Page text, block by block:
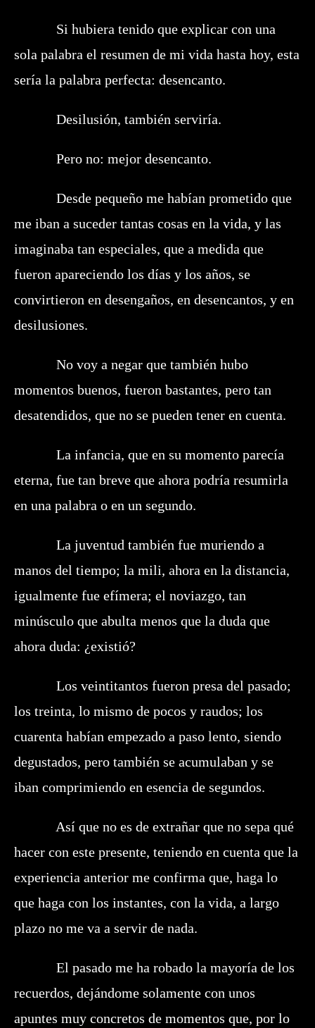
Si hubiera tenido que explicar con una
sola palabra el resumen de mi vida hasta hoy, esta
sería la palabra perfecta: desencanto.
Desilusión, también serviría.
Pero no: mejor desencanto.
Desde pequeño me habían prometido que
me iban a suceder tantas cosas en la vida, y las
imaginaba tan especiales, que a medida que
fueron apareciendo los días y los años, se
convirtieron en desengaños, en desencantos, y en
desilusiones.
No voy a negar que también hubo
momentos buenos, fueron bastantes, pero tan
desatendidos, que no se pueden tener en cuenta.
La infancia, que en su momento parecía
eterna, fue tan breve que ahora podría resumirla
en una palabra o en un segundo.
La juventud también fue muriendo a
manos del tiempo; la mili, ahora en la distancia,
igualmente fue efímera; el noviazgo, tan
minúsculo que abulta menos que la duda que
ahora duda: ¿existió?
Los veintitantos fueron presa del pasado;
los treinta, lo mismo de pocos y raudos; los
cuarenta habían empezado a paso lento, siendo
degustados, pero también se acumulaban y se
iban comprimiendo en esencia de segundos.
Así que no es de extrañar que no sepa qué
hacer con este presente, teniendo en cuenta que la
experiencia anterior me confirma que, haga lo
que haga con los instantes, con la vida, a largo
plazo no me va a servir de nada.
El pasado me ha robado la mayoría de los
recuerdos, dejándome solamente con unos
apuntes muy concretos de momentos que, por lo